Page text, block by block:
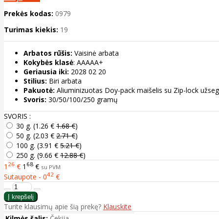
Prekės kodas: 0979
Turimas kiekis: 19
Arbatos rūšis: Vaisinė arbata
Kokybės klasė: AAAAA+
Geriausia iki: 2028 02 20
Stilius: Biri arbata
Pakuotė: Aliuminizuotas Doy-pack maišelis su Zip-lock
Svoris: 30/50/100/250 gramų
SVORIS :
30 g. (1.26 € 1.68 €)
50 g. (2.03 € 2.71 €)
100 g. (3.91 € 5.21 €)
250 g. (9.66 € 12.88 €)
1 26 € 1 68 € su PVM
Sutaupote - 042 €
Turite klausimų apie šią prekę? Klauskite